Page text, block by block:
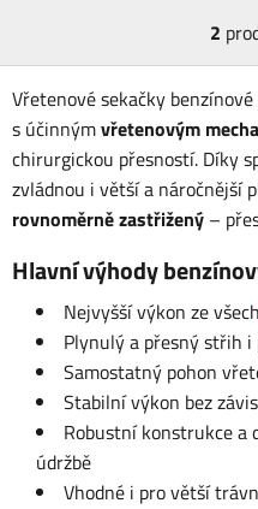
2
Vřetenové sekačky
s účinnýmvřetenovým
chirurgickou přesností. Díky
zvládnou i větší a náročnější
rovnoměrně zastřižený –
Hlavní výhody
Nejvyšší výkon ze všech
Plynulý a přesný střih
Samostatný pohon
Stabilní výkon bez
Robustní konstrukce a
údržbě
Vhodné i pro větší